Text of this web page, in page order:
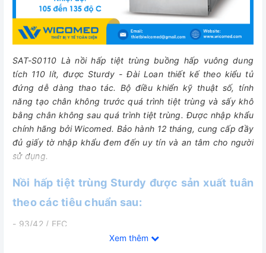
SAT-S0110 Là nồi hấp tiệt trùng buồng hấp vuông dung
tích 110 lít, được Sturdy - Đài Loan thiết kế theo kiểu tủ
đứng dễ dàng thao tác. Bộ điều khiển kỹ thuật số, tính
năng tạo chân không trước quá trình tiệt trùng và sấy khô
bằng chân không sau quá trình tiệt trùng. Được nhập khẩu
chính hãng bởi Wicomed. Bảo hành 12 tháng, cung cấp đầy
đủ giấy tờ nhập khẩu đem đến uy tín và an tâm cho người
sử dụng.
Nồi hấp tiệt trùng Sturdy được sản xuất tuân
theo các tiêu chuẩn sau:
- 93/42 / EEC
Xem thêm